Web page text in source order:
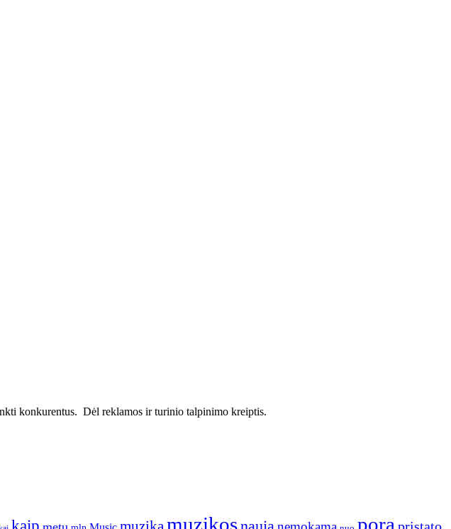
konkurentus. Dėl reklamos ir turinio talpinimo kreiptis.
muzikos pora